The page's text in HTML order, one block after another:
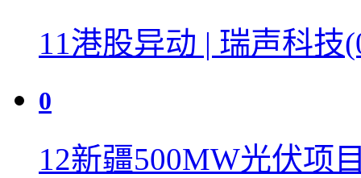
11港股异动 | 瑞声科技
0
12新疆500MW光伏项